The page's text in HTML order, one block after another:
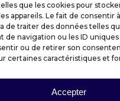
que les cookies pour
appareils. Le fait de consentir
de traiter des données telles
navigation ou les ID uniques
ou de retirer son
certaines caractéristiques et
Accepter
DE SAINT-AMANT-
Docteur Darteyre
SAINT-AMANT-TALLENDE